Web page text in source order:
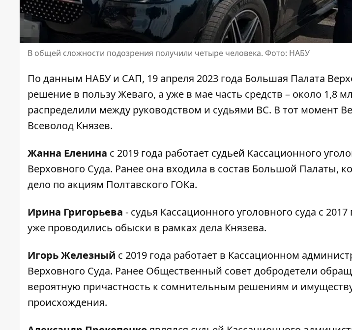
В общей сложности подозрения получили четыре человека. Фото: НАБУ
По данным НАБУ и САП, 19 апреля 2023 года Большая Палата
решение в пользу Жеваго, а уже в мае часть средств – около 1,8
распределили между руководством и судьями ВС. В тот момент
Всеволод Князев.
Жанна Еленина с 2019 года работает судьей Кассационного
Верховного Суда. Ранее она входила в состав Большой Палаты,
дело по акциям Полтавского ГОКа.
Ирина Григорьева - судья Кассационного уголовного суда с 2017
уже проводились обыски в рамках дела Князева.
Игорь Железный с 2019 года работает в Кассационном
Верховного Суда. Ранее Общественный совет добродетели
вероятную причастность к сомнительным решениям и
происхождения.